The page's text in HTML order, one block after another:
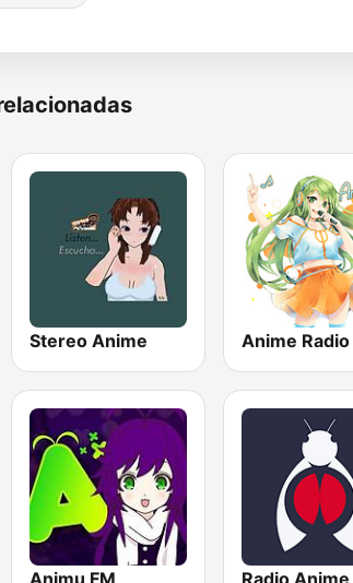
Stereo Anime Anime Radio
Animu FM Radio